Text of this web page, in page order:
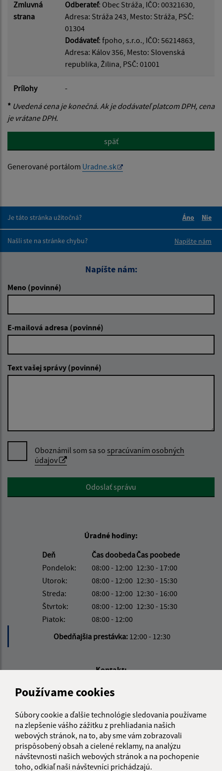
Používame cookies
Súbory cookie a ďalšie technológie sledovania používame
na zlepšenie vášho zážitku z prehliadania našich
webových stránok, na to, aby sme vám zobrazovali
prispôsobený obsah a cielené reklamy, na analýzu
návštevnosti našich webových stránok a na pochopenie
toho, odkiaľ naši návštevníci prichádzajú.
Zmluvná
strana
Odberateľ: Obec Stráža, IČO: 00321630,
Adresa: Stráža 243, Mesto: Stráža, PSČ:
01304
Dodávateľ: fpoho, s.r.o., IČO: 56214863,
Adresa: Kálov 356, Mesto: Slovenská
republika, Žilina, PSČ: 01001
Prílohy
-
* Uvedená cena je konečná. Ak je dodávateľ platcom DPH, cena
je vrátane DPH.
späť
Generované portálom Uradne.sk
Je táto stránka užitočná?
Áno
Nie
Našli ste na stránke chybu?
Napíšte nám
Napíšte nám:
Meno (povinné)
E-mailová adresa (povinné)
Text vašej správy (povinné)
Oboznámil som sa so spracúvaním osobných
údajov
Google reCaptcha ResponseOdoslať správu
Úradné hodiny:
Deň
Čas doobedaČas poobede
Pondelok:
08:00 - 12:00 12:30 - 17:00
Utorok:
08:00 - 12:00 12:30 - 15:30
Streda:
08:00 - 12:00 12:30 - 16:00
Štvrtok:
08:00 - 12:00 12:30 - 15:30
Piatok:
08:00 - 12:00
Obedňajšia prestávka: 12:00 - 12:30
Kontakt:
Obecný úrad Stráža
013 04 Dolná Tižina
info@obecstraza.sk
+421 415 694 001
IČO: 00321630